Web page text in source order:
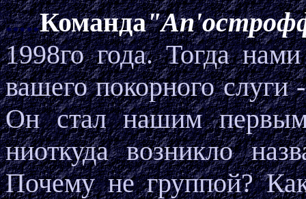
.....Команда
1998го года. Тогда
вашего покорного слуги
Он стал нашим
ниоткуда возникло
Почему не группой?